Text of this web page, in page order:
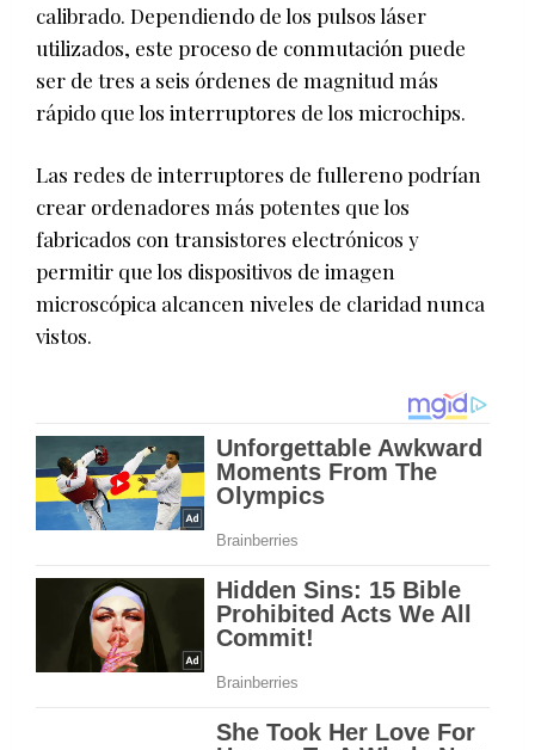
calibrado. Dependiendo de los pulsos láser
utilizados, este proceso de conmutación puede
ser de tres a seis órdenes de magnitud más
rápido que los interruptores de los microchips.
Las redes de interruptores de fullereno podrían
crear ordenadores más potentes que los
fabricados con transistores electrónicos y
permitir que los dispositivos de imagen
microscópica alcancen niveles de claridad nunca
vistos.